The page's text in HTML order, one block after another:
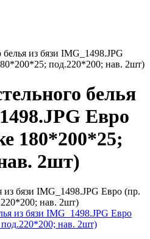
из бязи IMG_1498.JPG
под.220*200; нав. 2шт)
белья
Евро
180*200*25;
2шт)
из бязи IMG_1498.JPG Евро (пр.
нав. 2шт)